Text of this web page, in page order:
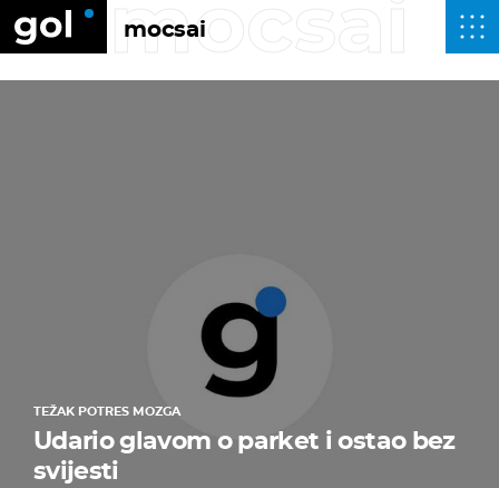
mocsai
mocsai
TEŽAK POTRES MOZGA
Udario glavom o parket i ostao bez
svijesti